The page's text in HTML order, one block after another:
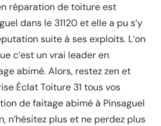
réparation de toiture est
dans le 31120 et elle a pu s’y
suite à ses exploits. L’on
c’est un vrai leader en
abimé. Alors, restez zen et
Éclat Toiture 31 tous vos
de faitage abimé à Pinsaguel
n’hésitez plus et ne perdez plus